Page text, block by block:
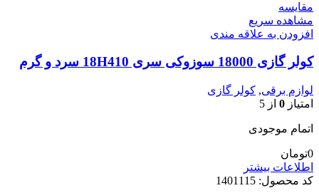
مقایسه
مشاهده سریع
افزودن به علاقه مندی
کولر گازی 18000 سوزوکی سری 18H410 سرد و گرم
لوازم برقی, کولر گازی
امتیاز 0 از 5
اتمام موجودی
0تومان
اطلاعات بیشتر
کد محصول: 1401115